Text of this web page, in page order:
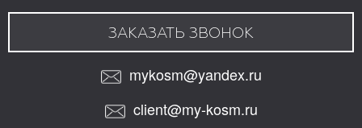
ЗАКАЗАТЬ ЗВОНОК
mykosm@yandex.ru
client@my-kosm.ru